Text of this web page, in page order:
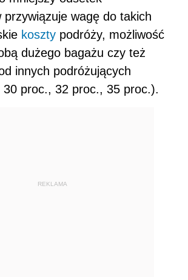
przywiązuje wagę do takich
koszty podróży, możliwość
dużego bagażu czy też
innych podróżujących
30 proc., 32 proc., 35 proc.).
REKLAMA